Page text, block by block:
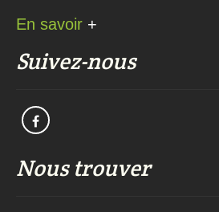
En savoir +
Suivez-nous
Nous trouver